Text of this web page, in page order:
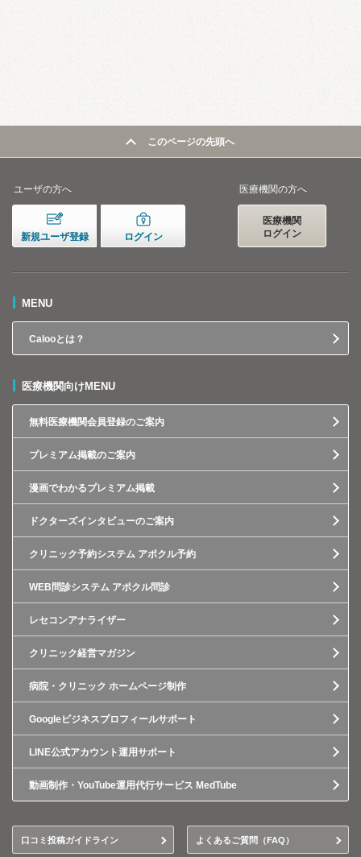
このページの先頭へ
ユーザの方へ
新規ユーザ登録 ログイン
医療機関の方へ
医療機関
ログイン
MENU
Calooとは？
医療機関向けMENU
無料医療機関会員登録のご案内
プレミアム掲載のご案内
漫画でわかるプレミアム掲載
ドクターズインタビューのご案内
クリニック予約システム アポクル予約
WEB問診システム アポクル問診
レセコンアナライザー
クリニック経営マガジン
病院・クリニック ホームページ制作
Googleビジネスプロフィールサポート
LINE公式アカウント運用サポート
動画制作・YouTube運用代行サービス MedTube
口コミ投稿ガイドライン よくあるご質問（FAQ）